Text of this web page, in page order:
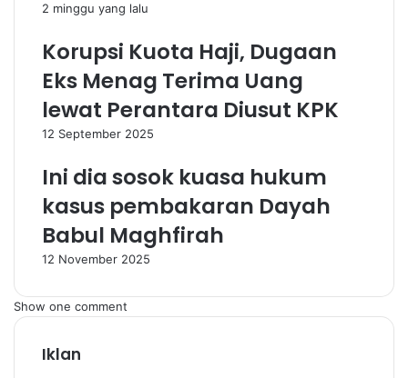
2 minggu yang lalu
Korupsi Kuota Haji, Dugaan
Eks Menag Terima Uang
lewat Perantara Diusut KPK
12 September 2025
Ini dia sosok kuasa hukum
kasus pembakaran Dayah
Babul Maghfirah
12 November 2025
Show one comment
Iklan